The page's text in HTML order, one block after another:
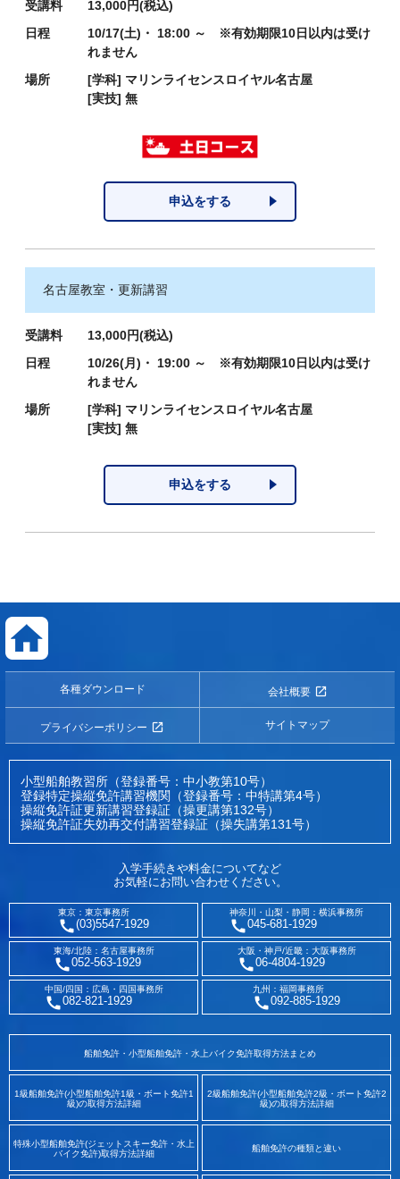
受講料
13,000円(税込)
日程
10/17(土)・ 18:00 ～ ※有効期限10日以内は受け
れません
場所
[学科] マリンライセンスロイヤル名古屋
[実技] 無
申込をする
名古屋教室・更新講習
受講料
13,000円(税込)
日程
10/26(月)・ 19:00 ～ ※有効期限10日以内は受け
れません
場所
[学科] マリンライセンスロイヤル名古屋
[実技] 無
申込をする
各種ダウンロード 会社概要
プライバシーポリシー サイトマップ
小型船舶教習所（登録番号：中小教第10号）
登録特定操縦免許講習機関（登録番号：中特講第4号）
操縦免許証更新講習登録証（操更講第132号）
操縦免許証失効再交付講習登録証（操失講第131号）
入学手続きや料金についてなど
お気軽にお問い合わせください。
東京：東京事務所
(03)5547-1929
神奈川・山梨・静岡：横浜事務所
045-681-1929
東海/北陸：名古屋事務所
052-563-1929
大阪・神戸/近畿：大阪事務所
06-4804-1929
中国/四国：広島・四国事務所
082-821-1929
九州：福岡事務所
092-885-1929
船舶免許・小型船舶免許・水上バイク免許取得方法まとめ
1級船舶免許(小型船舶免許1級・ボート免許1
級)の取得方法詳細
2級船舶免許(小型船舶免許2級・ボート免許2
級)の取得方法詳細
特殊小型船舶免許(ジェットスキー免許・水上
バイク免許)取得方法詳細
船舶免許の種類と違い